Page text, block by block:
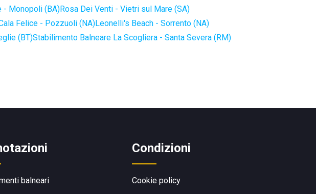
- Monopoli (BA)Rosa Dei Venti - Vietri sul Mare (SA)
Felice - Pozzuoli (NA)Leonelli's Beach - Sorrento (NA)
(BT)Stabilimento Balneare La Scogliera - Santa Severa (RM)
balneari
Condizioni
Cookie policy